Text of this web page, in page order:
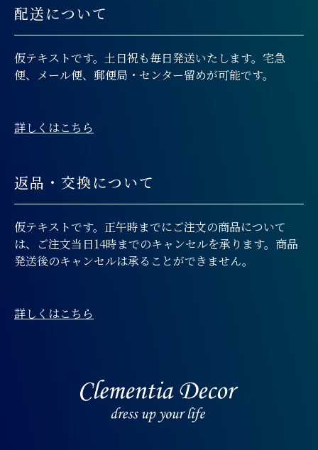
配送について
仮テキストです。土日祝も毎日発送いたします。宅急
便、メール便、郵便局・センター留めが可能です。
詳しくはこちら
返品・交換について
仮テキストです。正午時までにご注文の商品について
は、ご注文当日14時までのキャンセルを承ります。商品
発送後のキャンセルは承ることができません。
詳しくはこちら